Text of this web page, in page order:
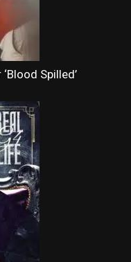
Spilled’